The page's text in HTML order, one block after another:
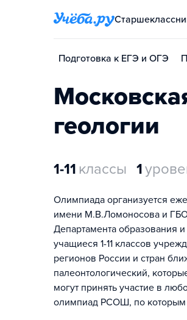
Подготовка к ЕГЭ и ОГЭ
геологии
1-11 классы 1
Олимпиада организуется
имени М.В.Ломоносова и
Департамента образования
учащиеся 1-11 классов
регионов России и стран
палеонтологический,
могут принять участие в
олимпиад РСОШ, по которым